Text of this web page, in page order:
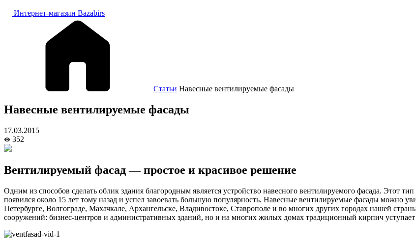
Интернет-магазин Bazabirs
Статьи Навесные вентилируемые фасады
Навесные вентилируемые фасады
17.03.2015
352
Вентилируемый фасад — простое и красивое решение
Одним из способов сделать облик здания благородным является устройство навесного вентилируемого фасада. Этот
появился около 15 лет тому назад и успел завоевать большую популярность. Навесные вентилируемые фасады можно
Петербурге, Волгограде, Махачкале, Архангельске, Владивостоке, Ставрополе и во многих других городах нашей
сооружений: бизнес-центров и административных зданий, но и на многих жилых домах традиционный кирпич